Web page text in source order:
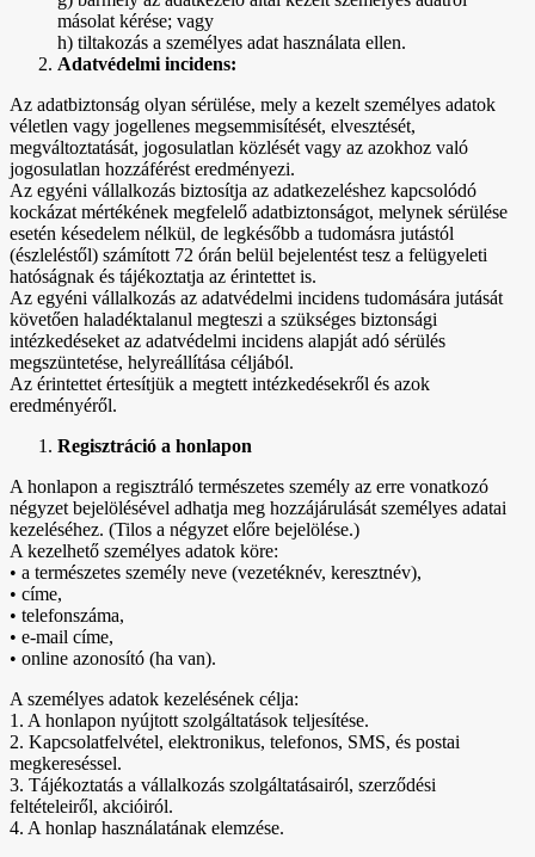
másolat kérése; vagy
h) tiltakozás a személyes adat használata ellen.
Adatvédelmi incidens:
Az adatbiztonság olyan sérülése, mely a kezelt személyes adatok
véletlen vagy jogellenes megsemmisítését, elvesztését,
megváltoztatását, jogosulatlan közlését vagy az azokhoz való
jogosulatlan hozzáférést eredményezi.
Az egyéni vállalkozás biztosítja az adatkezeléshez kapcsolódó
kockázat mértékének megfelelő adatbiztonságot, melynek sérülése
esetén késedelem nélkül, de legkésőbb a tudomásra jutástól
(észleléstől) számított 72 órán belül bejelentést tesz a felügyeleti
hatóságnak és tájékoztatja az érintettet is.
Az egyéni vállalkozás az adatvédelmi incidens tudomására jutását
követően haladéktalanul megteszi a szükséges biztonsági
intézkedéseket az adatvédelmi incidens alapját adó sérülés
megszüntetése, helyreállítása céljából.
Az érintettet értesítjük a megtett intézkedésekről és azok
eredményéről.
Regisztráció a honlapon
A honlapon a regisztráló természetes személy az erre vonatkozó
négyzet bejelölésével adhatja meg hozzájárulását személyes adatai
kezeléséhez. (Tilos a négyzet előre bejelölése.)
A kezelhető személyes adatok köre:
• a természetes személy neve (vezetéknév, keresztnév),
• címe,
• telefonszáma,
• e-mail címe,
• online azonosító (ha van).
A személyes adatok kezelésének célja:
1. A honlapon nyújtott szolgáltatások teljesítése.
2. Kapcsolatfelvétel, elektronikus, telefonos, SMS, és postai
megkereséssel.
3. Tájékoztatás a vállalkozás szolgáltatásairól, szerződési
feltételeiről, akcióiról.
4. A honlap használatának elemzése.